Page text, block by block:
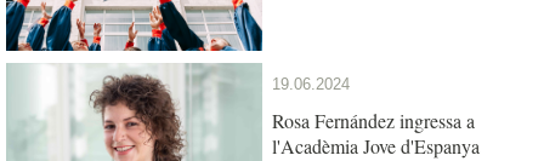
19.06.2024
Rosa Fernández ingressa a
l'Acadèmia Jove d'Espanya